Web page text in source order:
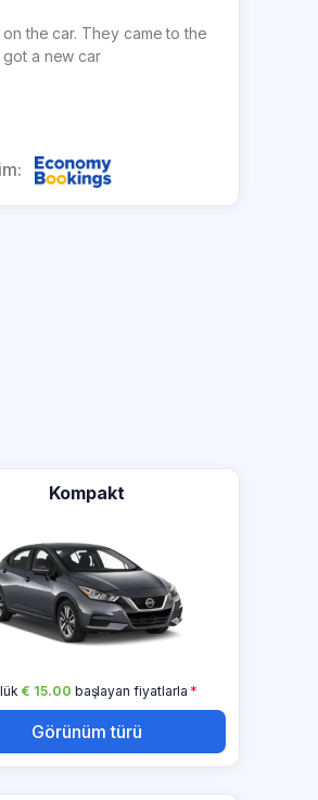
the car. They came to the
got a new car
Kompakt
€ 15.00 başlayan fiyatlarla *
Görünüm türü